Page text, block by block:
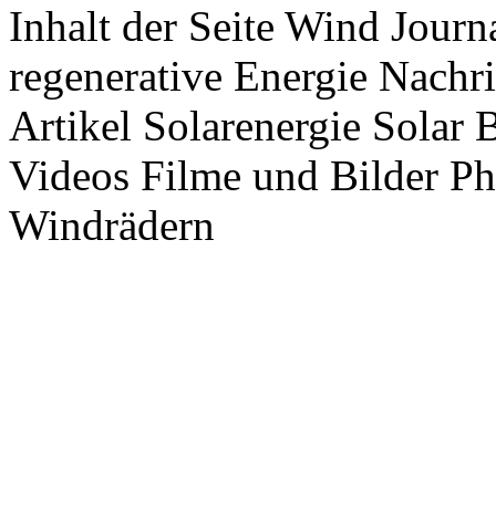
Inhalt der Seite Wind
regenerative Energie
Artikel Solarenergie Solar
Videos Filme und Bilder
Windrädern